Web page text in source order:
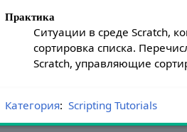
Практика
Ситуации в среде Scratch,
сортировка списка.
Scratch, управляющие
Категория: Scripting Tutorials